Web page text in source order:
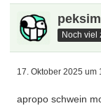
peksim
17. Oktober 2025 um
apropo schwein